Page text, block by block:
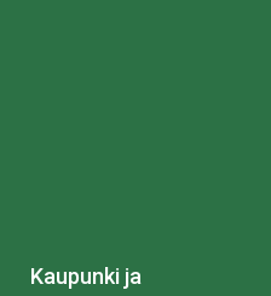
Kaupunki ja